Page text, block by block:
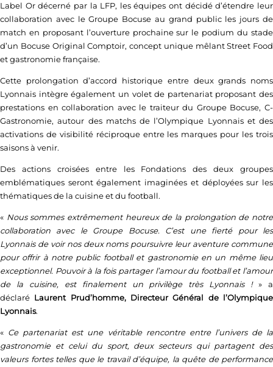
Label Or décerné par la LFP, les équipes ont décidé d’étendre leur
collaboration avec le Groupe Bocuse au grand public les jours de
match en proposant l’ouverture prochaine sur le podium du stade
d’un Bocuse Original Comptoir, concept unique mêlant Street Food
et gastronomie française.
Cette prolongation d’accord historique entre deux grands noms
Lyonnais intègre également un volet de partenariat proposant des
prestations en collaboration avec le traiteur du Groupe Bocuse, C-
Gastronomie, autour des matchs de l’Olympique Lyonnais et des
activations de visibilité réciproque entre les marques pour les trois
saisons à venir.
Des actions croisées entre les Fondations des deux groupes
emblématiques seront également imaginées et déployées sur les
thématiques de la cuisine et du football.
« Nous sommes extrêmement heureux de la prolongation de notre
collaboration avec le Groupe Bocuse. C’est une fierté pour les
Lyonnais de voir nos deux noms poursuivre leur aventure commune
pour offrir à notre public football et gastronomie en un même lieu
exceptionnel. Pouvoir à la fois partager l’amour du football et l’amour
de la cuisine, est finalement un privilège très Lyonnais !» a
déclaré Laurent Prud’homme, Directeur Général de l’Olympique
Lyonnais.
« Ce partenariat est une véritable rencontre entre l’univers de la
gastronomie et celui du sport, deux secteurs qui partagent des
valeurs fortes telles que le travail d’équipe, la quête de performance